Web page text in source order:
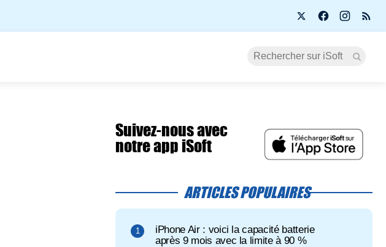
Suivez-nous avec
notre app iSoft
ARTICLES POPULAIRES
iPhone Air : voici la capacité batterie
après 9 mois avec la limite à 90 %